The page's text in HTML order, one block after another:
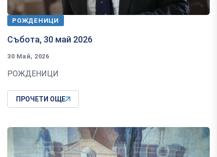
РОЖДЕНИЦИ
Събота, 30 май 2026
30 Май, 2026
РОЖДЕНИЦИ
ПРОЧЕТИ ОЩЕ